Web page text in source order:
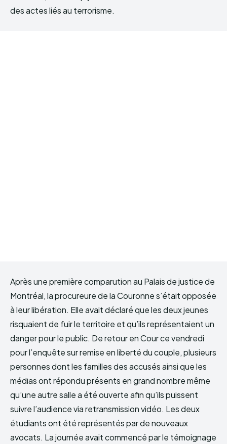
des actes liés au terrorisme.
Après une première comparution au Palais de justice de
Montréal, la procureure de la Couronne s’était opposée
à leur libération. Elle avait déclaré que les deux jeunes
risquaient de fuir le territoire et qu’ils représentaient un
danger pour le public. De retour en Cour ce vendredi
pour l’enquête sur remise en liberté du couple, plusieurs
personnes dont les familles des accusés ainsi que les
médias ont répondu présents en grand nombre même
qu’une autre salle a été ouverte afin qu’ils puissent
suivre l’audience via retransmission vidéo. Les deux
étudiants ont été représentés par de nouveaux
avocats. La journée avait commencé par le témoignage